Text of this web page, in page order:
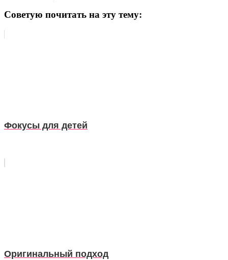
Советую почитать на эту тему:
Фокусы для детей
Оригинальный подход